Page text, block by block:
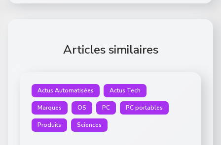
Articles similaires
Actus Automatisées Actus Tech
Marques OS PC PC portables
Produits Sciences